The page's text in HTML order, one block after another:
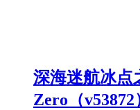
深海迷航冰点
Zero（